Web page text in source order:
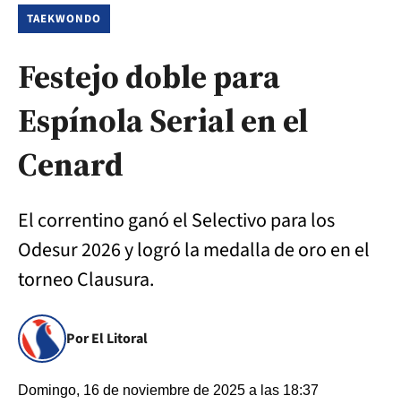
TAEKWONDO
Festejo doble para
Espínola Serial en el
Cenard
El correntino ganó el Selectivo para los
Odesur 2026 y logró la medalla de oro en el
torneo Clausura.
Por El Litoral
Domingo, 16 de noviembre de 2025 a las 18:37